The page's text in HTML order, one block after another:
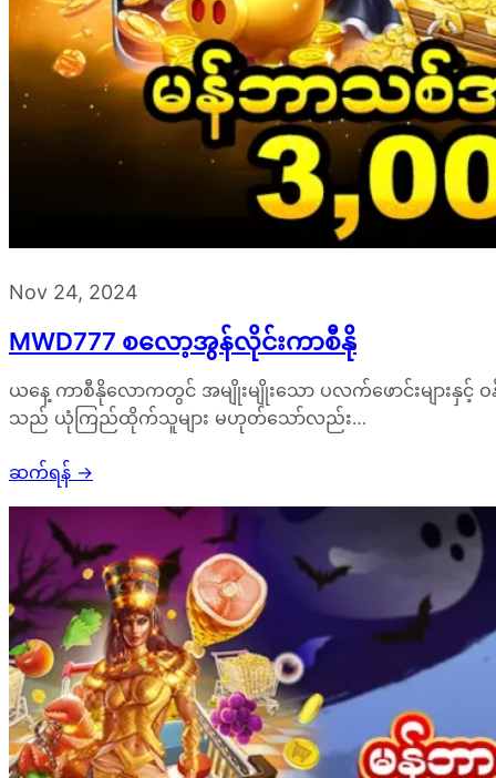
Nov 24, 2024
MWD777 စလော့အွန်လိုင်းကာစီနို
ယနေ့ ကာစီနိုလောကတွင် အမျိုးမျိုးသော ပလက်ဖောင်းများနှင့်
သည် ယုံကြည်ထိုက်သူများ မဟုတ်သော်လည်း…
ဆက်ရန် →